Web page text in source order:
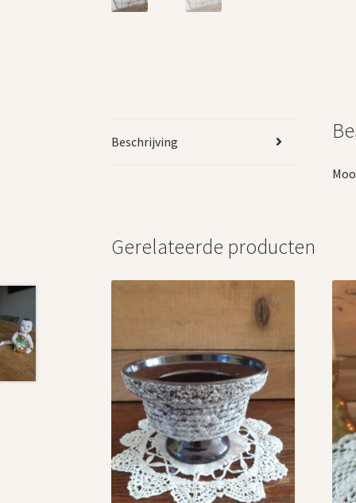
Beschrijving
Gerelateerde producten